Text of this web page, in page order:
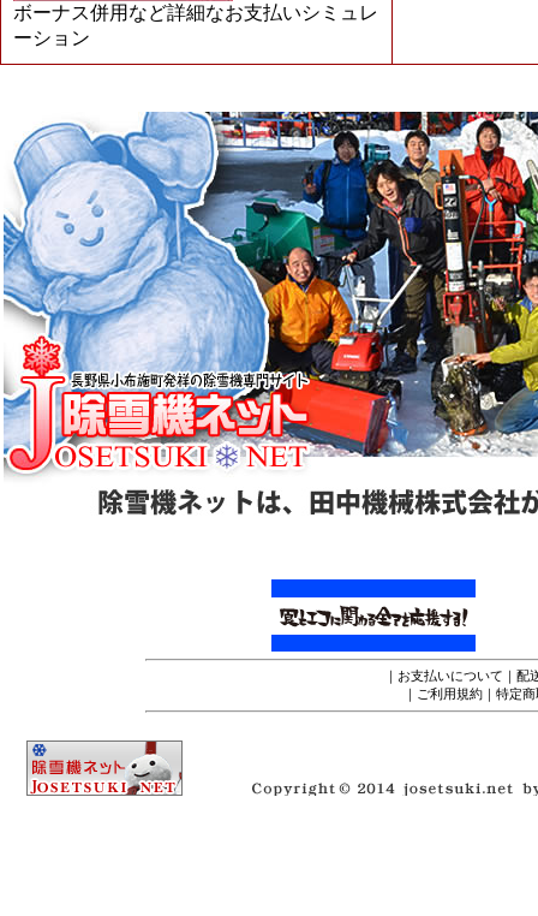
ボーナス併用など詳細なお支払いシミュレ
ーション
｜ お支払いについて ｜ 配
｜ ご利用規約 ｜ 特定